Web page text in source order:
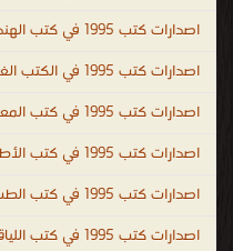
اصدارات كتب 1995 في كتب الهندسة والتكنولوجيا
اصدارات كتب 1995 في الكتب الغير مصنّفة
اصدارات كتب 1995 في كتب المعاجم واللغات
اصدارات كتب 1995 في كتب الأطفال قصص ومجلات
اصدارات كتب 1995 في كتب الطب
اصدارات كتب 1995 في كتب اللياقة البدنية والصحة العامة